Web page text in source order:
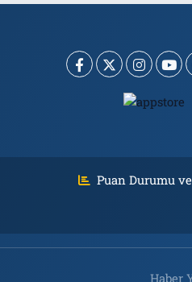
Puan Durumu
Haber